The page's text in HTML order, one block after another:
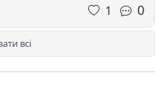
1
0
всі